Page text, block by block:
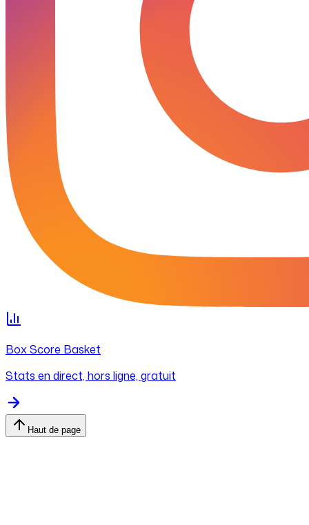
Box Score Basket
Stats en direct, hors ligne, gratuit
Haut de page